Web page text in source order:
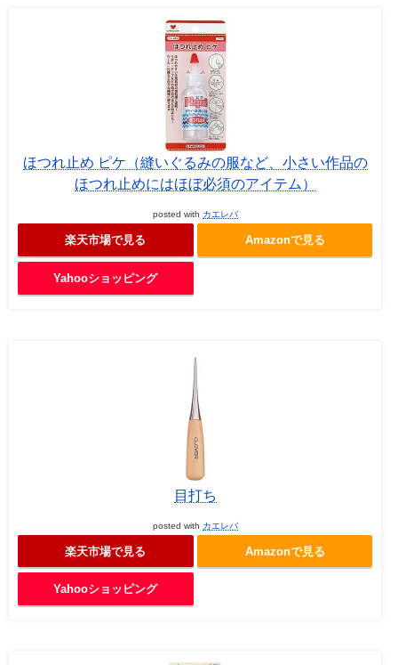
ほつれ止め ピケ（縫いぐるみの服など、小さい作品の
ほつれ止めにはほぼ必須のアイテム）
posted with カエレバ
楽天市場で見る Amazonで見る
Yahooショッピング
目打ち
posted with カエレバ
楽天市場で見る Amazonで見る
Yahooショッピング